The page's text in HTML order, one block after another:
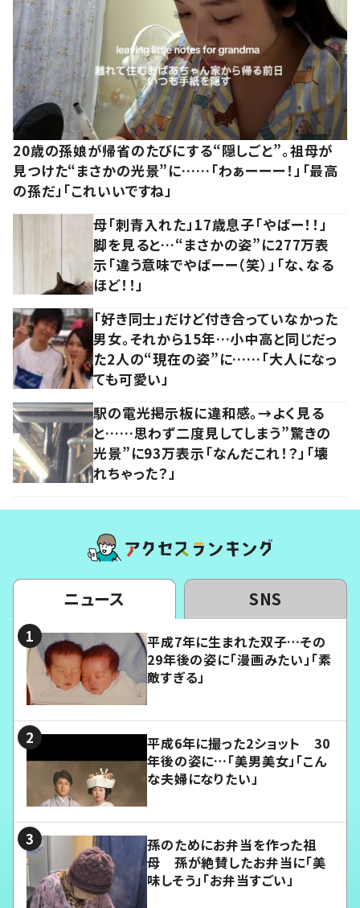
20歳の孫娘が帰省のたびにする“隠しごと”。祖母が
見つけた“まさかの光景”に……「わぁーーー！」「最高
の孫だ」「これいいですね」
母「刺青入れた」17歳息子「やばー！！」
脚を見ると…“まさかの姿”に277万表
示「違う意味でやばーー（笑）」「な、なる
ほど！！」
「好き同士」だけど付き合っていなかった
男女。それから15年…小中高と同じだっ
た2人の“現在の姿”に……「大人になっ
ても可愛い」
駅の電光掲示板に違和感。→よく見る
と……思わず二度見してしまう”驚きの
光景”に93万表示「なんだこれ！？」「壊
れちゃった？」
ニュース SNS
平成7年に生まれた双子…その
29年後の姿に「漫画みたい」「素
敵すぎる」
平成6年に撮った2ショット 30
年後の姿に…「美男美女」「こん
な夫婦になりたい」
孫のためにお弁当を作った祖
母 孫が絶賛したお弁当に「美
味しそう」「お弁当すごい」